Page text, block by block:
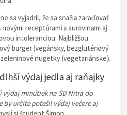
sa vyjadril, že sa snažia zaraďovať
receptúrami a surovinami aj
intoleranciou. Najbližšou
burger (vegánsky, bezgluténový
nugetky (vegetariánske).
výdaj jedla aj raňajky
výdaj minútiek na ŠD Nitra do
by určite potešil výdaj večere aj